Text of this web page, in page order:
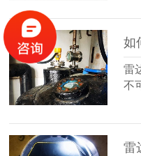
如
雷
不